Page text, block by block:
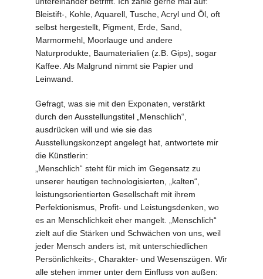
Bleistift-, Kohle, Aquarell, Tusche, Acryl und Öl, oft
selbst hergestellt, Pigment, Erde, Sand,
Marmormehl, Moorlauge und andere
Naturprodukte, Baumaterialien (z.B. Gips), sogar
Kaffee. Als Malgrund nimmt sie Papier und
Leinwand.
Gefragt, was sie mit den Exponaten, verstärkt
durch den Ausstellungstitel „Menschlich“,
ausdrücken will und wie sie das
Ausstellungskonzept angelegt hat, antwortete mir
die Künstlerin:
„Menschlich“ steht für mich im Gegensatz zu
unserer heutigen technologisierten, „kalten“,
leistungsorientierten Gesellschaft mit ihrem
Perfektionismus, Profit- und Leistungsdenken, wo
es an Menschlichkeit eher mangelt. „Menschlich“
zielt auf die Stärken und Schwächen von uns, weil
jeder Mensch anders ist, mit unterschiedlichen
Persönlichkeits-, Charakter- und Wesenszügen. Wir
alle stehen immer unter dem Einfluss von außen: